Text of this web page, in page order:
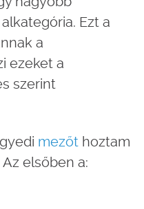
Ezt a
a
ezeket a
szerint
mezőt hoztam
elsőben a: